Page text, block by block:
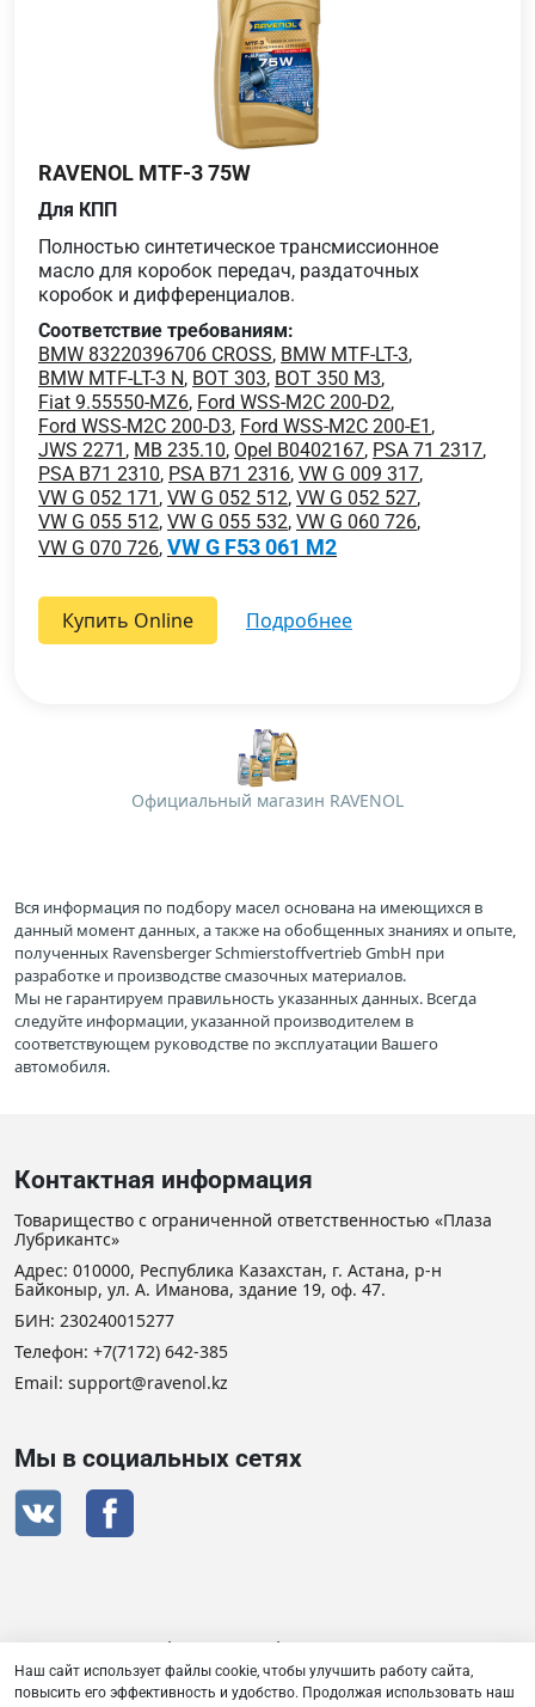
RAVENOL MTF-3 75W
Для КПП
Полностью синтетическое трансмиссионное
масло для коробок передач, раздаточных
коробок и дифференциалов.
Соответствие требованиям:
BMW 83220396706 CROSS, BMW MTF-LT-3,
BMW MTF-LT-3 N, BOT 303, BOT 350 M3,
Fiat 9.55550-MZ6, Ford WSS-M2C 200-D2,
Ford WSS-M2C 200-D3, Ford WSS-M2C 200-E1 ,
JWS 2271 , MB 235.10, Opel B0402167, PSA 71 2317,
PSA B71 2310, PSA B71 2316, VW G 009 317,
VW G 052 171 , VW G 052 512, VW G 052 527,
VW G 055 512, VW G 055 532, VW G 060 726,
VW G 070 726, VW G F53 061 M2
Купить Online подробнее
Официальный магазин RAVENOL
Вся информация по подбору масел основана на имеющихся в
данный момент данных, а также на обобщенных знаниях и опыте,
полученных Ravensberger Schmierstoffvertrieb GmbH при
разработке и производстве смазочных материалов.
Мы не гарантируем правильность указанных данных. Всегда
следуйте информации, указанной производителем в
соответствующем руководстве по эксплуатации Вашего
автомобиля.
Контактная информация
Товарищество с ограниченной ответственностью «Плаза
Лубрикантс»
Адрес: 010000, Республика Казахстан, г. Астана, р-н
Байконыр, ул. А. Иманова, здание 19, оф. 47.
БИН: 230240015277
Телефон: +7(7172) 642-385
Email: support@ravenol.kz
Мы в социальных сетях
Сертификат дистрибьютора RAVENOL
Наш сайт использует файлы cookie, чтобы улучшить работу сайта,
повысить его эффективность и удобство. Продолжая использовать наш